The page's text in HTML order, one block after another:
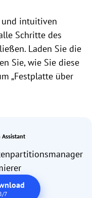
intuitiven
Schritte des
Laden Sie die
Sie, wie Sie diese
„Festplatte über
Assistant
7